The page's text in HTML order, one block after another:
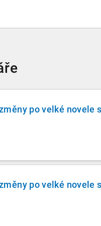
po velké novele
po velké novele